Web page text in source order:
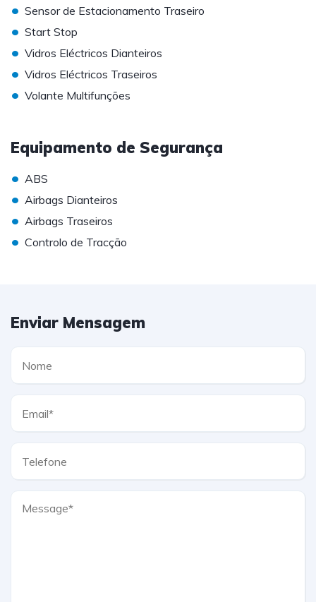
• Sensor de Estacionamento Traseiro
• Start Stop
• Vidros Eléctricos Dianteiros
• Vidros Eléctricos Traseiros
• Volante Multifunções
Equipamento de Segurança
• ABS
• Airbags Dianteiros
• Airbags Traseiros
• Controlo de Tracção
Enviar Mensagem